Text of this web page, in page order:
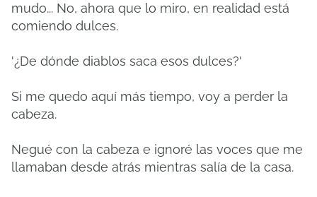
mudo... No, ahora que lo miro, en realidad está
comiendo dulces.
'¿De dónde diablos saca esos dulces?'
Si me quedo aquí más tiempo, voy a perder la
cabeza.
Negué con la cabeza e ignoré las voces que me
llamaban desde atrás mientras salía de la casa.